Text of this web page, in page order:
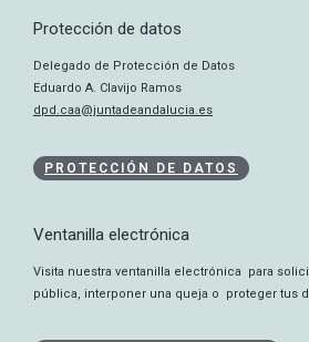
Protección de datos
Delegado de Protección de Datos
Eduardo A. Clavijo Ramos
dpd.caa@juntadeandalucia.es
PROTECCIÓN DE DATOS
Ventanilla electrónica
Visita nuestra ventanilla electrónica para
pública, interponer una queja o proteger tus